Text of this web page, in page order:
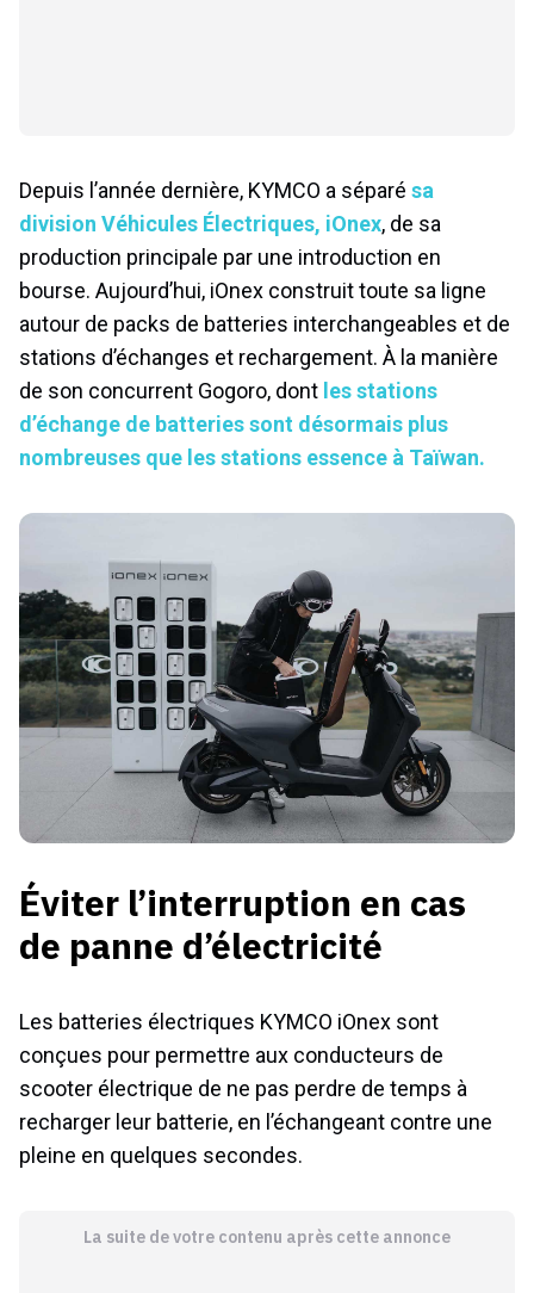
Depuis l’année dernière, KYMCO a séparé sa
division Véhicules Électriques, iOnex, de sa
production principale par une introduction en
bourse. Aujourd’hui, iOnex construit toute sa ligne
autour de packs de batteries interchangeables et de
stations d’échanges et rechargement. À la manière
de son concurrent Gogoro, dont les stations
d’échange de batteries sont désormais plus
nombreuses que les stations essence à Taïwan.
Éviter l’interruption en cas
de panne d’électricité
Les batteries électriques KYMCO iOnex sont
conçues pour permettre aux conducteurs de
scooter électrique de ne pas perdre de temps à
recharger leur batterie, en l’échangeant contre une
pleine en quelques secondes.
La suite de votre contenu après cette annonce